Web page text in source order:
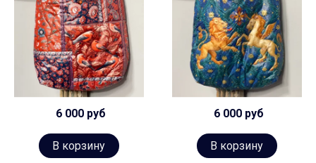
6 000 руб
В корзину
6 000 руб
В корзину